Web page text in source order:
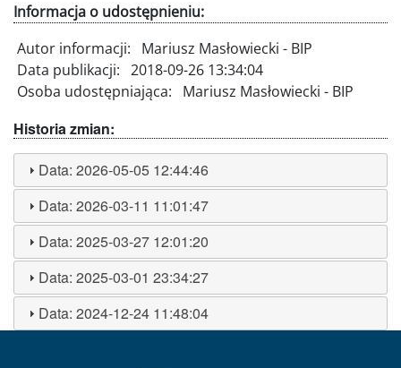
Informacja o udostępnieniu:
Autor informacji:
Mariusz Masłowiecki - BIP
Data publikacji: 2018-09-26 13:34:04
Osoba udostępniająca:
Mariusz Masłowiecki - BIP
Historia zmian:
Data:2026-05-05 12:44:46
Data:2026-03-11 11:01:47
Data:2025-03-27 12:01:20
Data:2025-03-01 23:34:27
Data:2024-12-24 11:48:04